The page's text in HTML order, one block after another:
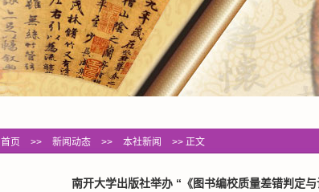
首页 >> 新闻动态 >> 本社新闻 >> 正文
南开大学出版社举办 “《图书编校质量差错判定